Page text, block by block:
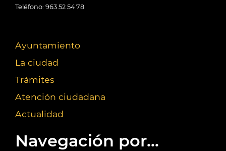
Teléfono: 963 52 54 78
Ayuntamiento
La ciudad
Trámites
Atención ciudadana
Actualidad
Navegación por...